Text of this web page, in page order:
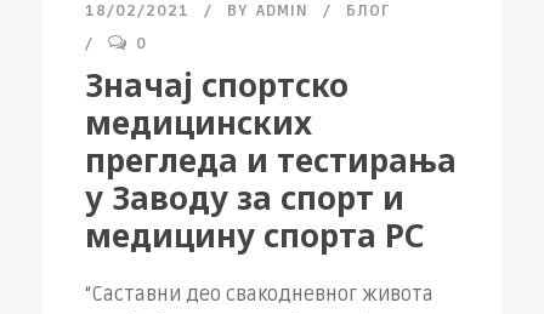
18/02/2021 BY ADMIN
БЛОГ
0
Значај спортско
медицинских
прегледа и тестирања
у Заводу за спорт и
медицину спорта РС
“Саставни део свакодневног живота